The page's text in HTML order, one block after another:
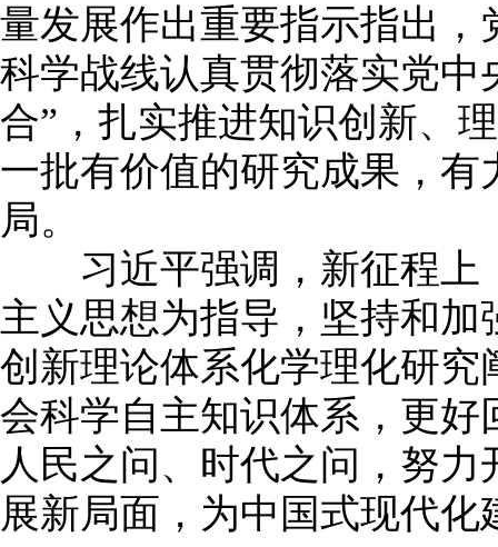
量发展作出重要指示指出
科学战线认真贯彻落实党中
合”，扎实推进知识创新、
一批有价值的研究成果，
局。
习近平强调，新征程上
主义思想为指导，坚持和
创新理论体系化学理化研
会科学自主知识体系，更
人民之问、时代之问，努
展新局面，为中国式现代